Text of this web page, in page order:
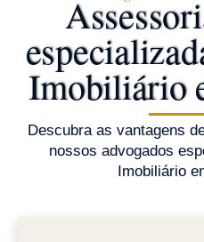
Imobiliário
Descubra as vantagens
nossos advogados
Imobiliário